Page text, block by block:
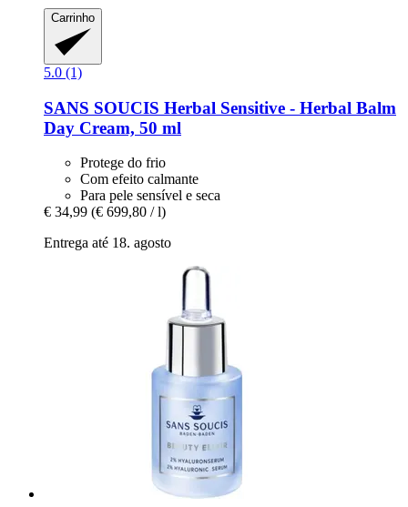
Carrinho
5.0 (1)
SANS SOUCIS Herbal Sensitive -​ Herbal Balm
Day Cream, 50 ml
Protege do frio
Com efeito calmante
Para pele sensível e seca
€ 34,99 (€ 699,80 / l)
Entrega até 18. agosto